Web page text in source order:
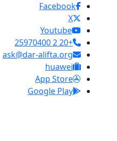
Facebook
X
Youtube
+20 2 25970400
ask@dar-alifta.org
huawei
App Store
Google Play